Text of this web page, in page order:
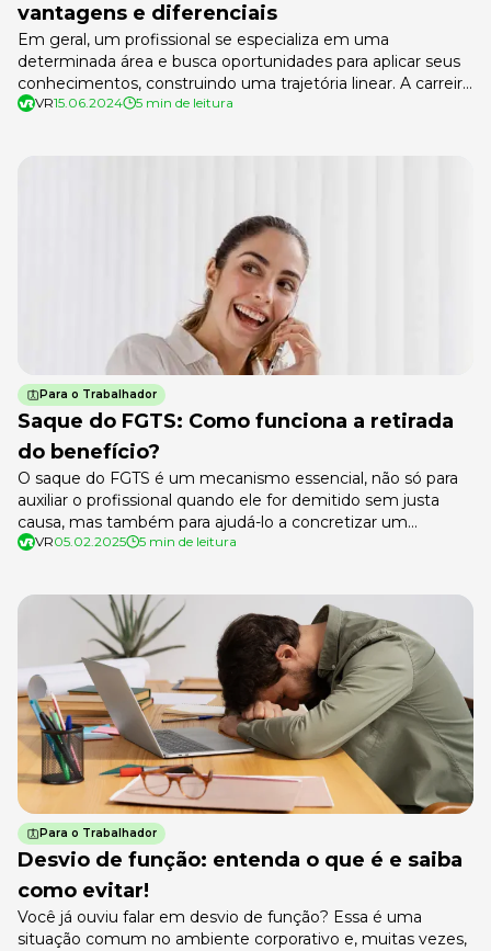
vantagens e diferenciais
Em geral, um profissional se especializa em uma
determinada área e busca oportunidades para aplicar seus
conhecimentos, construindo uma trajetória linear. A carreira
em Y representa uma bifurcação, pois oferece dois
VR15.06.2024 5 min de leitura
Para o Trabalhador
Saque do FGTS: Como funciona a retirada
do benefício?
O saque do FGTS é um mecanismo essencial, não só para
auxiliar o profissional quando ele for demitido sem justa
causa, mas também para ajudá-lo a concretizar um
objetivo, ou até mesmo realizar um sonho, como a compra
VR05.02.2025 5 min de leitura
Para o Trabalhador
Desvio de função: entenda o que é e saiba
como evitar!
Você já ouviu falar em desvio de função? Essa é uma
situação comum no ambiente corporativo e, muitas vezes,